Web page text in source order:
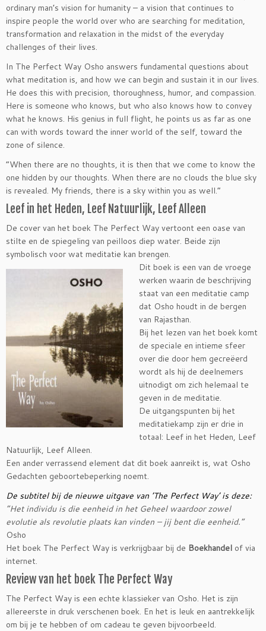
ordinary man’s vision for humanity – a vision that continues to
inspire people the world over who are searching for meditation,
transformation and relaxation in the midst of the everyday
challenges of their lives.
In The Perfect Way Osho answers fundamental questions about
what meditation is, and how we can begin and sustain it in our lives.
He does this with precision, thoroughness, humor, and compassion.
Here is someone who knows, but who also knows how to convey
what he knows. His genius in full flight, he points us as far as one
can with words toward the inner world of the self, toward the
zone of silence.
“When there are no thoughts, it is then that we come to know the
one hidden by our thoughts. When there are no clouds the blue sky
is revealed. My friends, there is a sky within you as well.”
Leef in het Heden, Leef Natuurlijk, Leef Alleen
De cover van het boek The Perfect Way vertoont een oase van
stilte en de spiegeling van peilloos diep water. Beide zijn
symbolisch voor wat meditatie kan brengen.
Dit boek is een van de vroege
werken waarin de beschrijving
staat van een meditatie camp
dat Osho houdt in de bergen
van Rajasthan.
Bij het lezen van het boek komt
de speciale en intieme sfeer
over die door hem gecreëerd
wordt als hij de deelnemers
uitnodigt om zich helemaal te
geven in de meditatie.
De uitgangspunten bij het
meditatiekamp zijn er drie in
totaal: Leef in het Heden, Leef
Natuurlijk, Leef Alleen.
Een ander verrassend element dat dit boek aanreikt is, wat Osho
Gedachten geboortebeperking noemt.
De subtitel bij de nieuwe uitgave van ’The Perfect Way’ is deze:
“Het individu is die eenheid in het Geheel waardoor zowel
evolutie als revolutie plaats kan vinden – jij bent die eenheid.”
Osho
Het boek The Perfect Way is verkrijgbaar bij de Boekhandel of via
internet.
Review van het boek The Perfect Way
The Perfect Way is een echte klassieker van Osho. Het is zijn
allereerste in druk verschenen boek. En het is leuk en aantrekkelijk
om bij je te hebben of om cadeau te geven bijvoorbeeld.